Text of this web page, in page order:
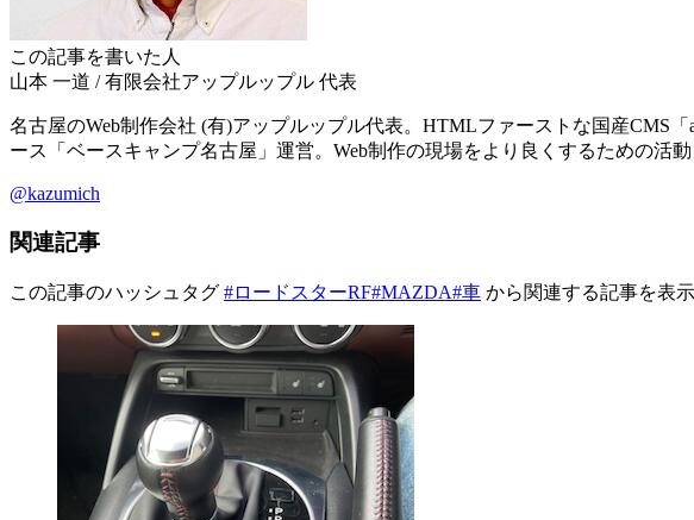
この記事を書いた人
山本 一道 / 有限会社アップルップル 代表
名古屋のWeb制作会社 (有)アップルップル代表。HTMLファーストな国産CMS
ース「ベースキャンプ名古屋」運営。Web制作の現場をより良くするための活動
@kazumich
関連記事
この記事のハッシュタグ #ロードスターRF#MAZDA#車 から関連する記事を表